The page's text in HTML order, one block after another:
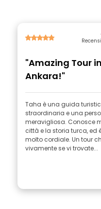
"Amazing Tour in
Ankara!"
Taha è una guida
straordinaria e una
meravigliosa. Conosce
città e la storia turca, ed
molto cordiale. Un tour
vivamente se vi trovate...